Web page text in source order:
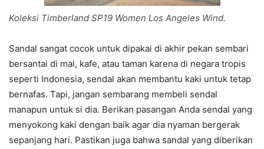
Koleksi Timberland SP19 Women Los Angeles Wind.
Sandal sangat cocok untuk dipakai di akhir pekan sembari
bersantai di mal, kafe, atau taman karena di negara tropis
seperti Indonesia, sendal akan membantu kaki untuk tetap
bernafas. Tapi, jangan sembarang membeli sendal
manapun untuk si dia. Berikan pasangan Anda sendal yang
menyokong kaki dengan baik agar dia nyaman bergerak
sepanjang hari. Pastikan juga bahwa sandal yang diberikan